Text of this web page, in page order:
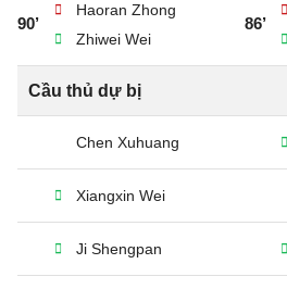
90’
Haoran Zhong
Zhiwei Wei
86’
Cầu thủ dự bị
Chen Xuhuang
Xiangxin Wei
Ji Shengpan